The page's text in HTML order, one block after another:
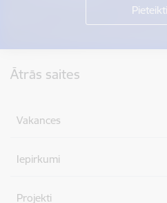
Ātrās saites
Vakances
Iepirkumi
Projekti